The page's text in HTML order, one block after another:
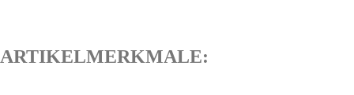
ARTIKELMERKMALE: